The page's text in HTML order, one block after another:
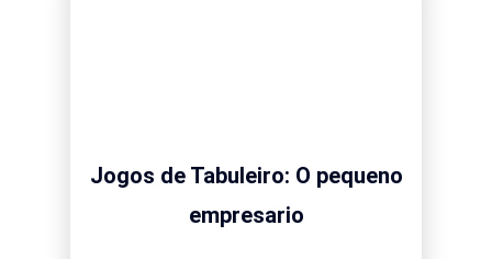
Jogos de Tabuleiro: O pequeno
empresario